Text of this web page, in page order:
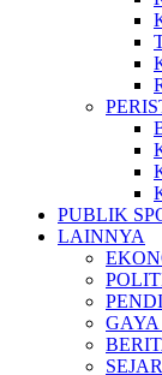
PUBLIK
LAINNYA